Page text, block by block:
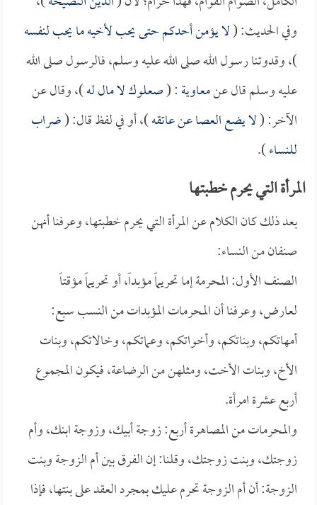
وفي الحديث: (لا يؤمن أحدكم حتى يحب لأخيه ما يحب لنفسه
)، وقدوتنا رسول الله صلى الله عليه وسلم، فالرسول صلى الله
عليه وسلم قال عنمعاوية: (صعلوك لا مال له)، وقال عن
الآخر: (لا يضع العصا عن عاتقه)، أو في لفظ قال: (ضراب
للنساء).
المرأة التي يحرم خطبتها
بعد ذلك كان الكلام عن المرأة التي يحرم خطبتها، وعرفنا أنهن
صنفان من النساء:
الصنف الأول: المحرمة إما تحريماً مؤبداً، أو تحريماً مؤقتاً
لعارض، وعرفنا أن المحرمات المؤبدات من النسب سبع:
أمهاتكم، وبناتكم، وأخواتكم، وعماتكم، وخالاتكم، وبنات
الأخ، وبنات الأخت، ومثلهن من الرضاعة، فيكون المجموع
أربع عشرة امرأة.
والمحرمات من المصاهرة أربع: زوجة أبيك، وزوجة ابنك، وأم
زوجتك، وبنت زوجتك، وقلنا: إن الفرق بين أم الزوجة وبنت
الزوجة: أن أم الزوجة تحرم عليك بمجرد العقد على بنتها، فإذا